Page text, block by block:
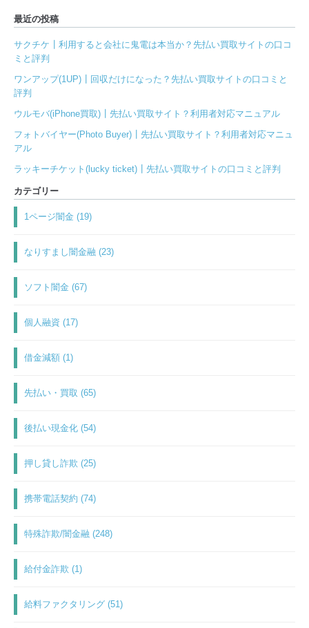
最近の投稿
サクチケ┃利用すると会社に鬼電は本当か？先払い買取サイトの口コ
ミと評判
ワンアップ(1UP)┃回収だけになった？先払い買取サイトの口コミと
評判
ウルモバ(iPhone買取)┃先払い買取サイト？利用者対応マニュアル
フォトバイヤー(Photo Buyer)┃先払い買取サイト？利用者対応マニュ
アル
ラッキーチケット(lucky ticket)┃先払い買取サイトの口コミと評判
カテゴリー
1ページ闇金 (19)
なりすまし闇金融 (23)
ソフト闇金 (67)
個人融資 (17)
借金減額 (1)
先払い・買取 (65)
後払い現金化 (54)
押し貸し詐欺 (25)
携帯電話契約 (74)
特殊詐欺/闇金融 (248)
給付金詐欺 (1)
給料ファクタリング (51)